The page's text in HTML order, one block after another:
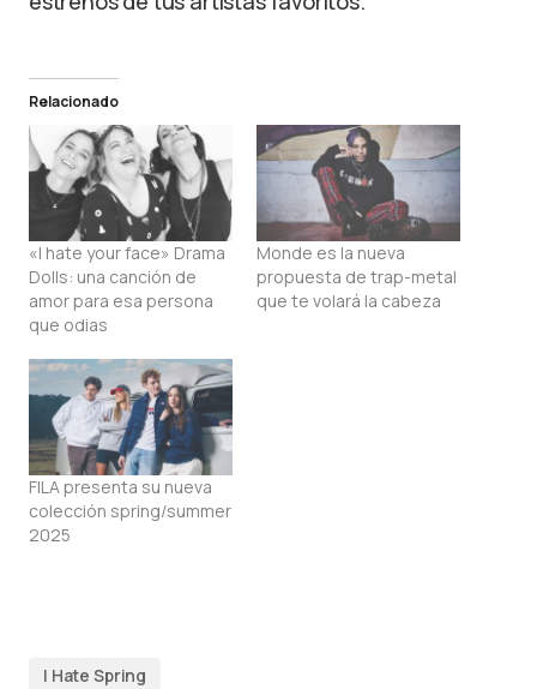
Relacionado
«I hate your face» Drama
Dolls: una canción de
amor para esa persona
que odias
Monde es la nueva
propuesta de trap-metal
que te volará la cabeza
FILA presenta su nueva
colección spring/summer
2025
I Hate Spring